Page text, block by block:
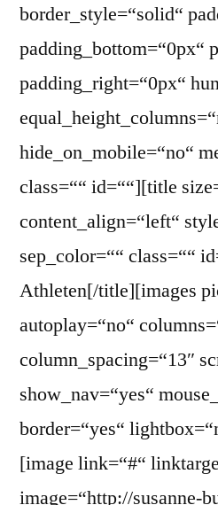
border_style=“solid“
padding_bottom=“0px“
padding_right=“0px“
hide_on_mobile=“no“
class=““ id=““][title
content_align=“left“
sep_color=““ class=““
Athleten[/title][images
autoplay=“no“
column_spacing=“13″
show_nav=“yes“
border=“yes“
[image link=“#“
image=“http://susanne-